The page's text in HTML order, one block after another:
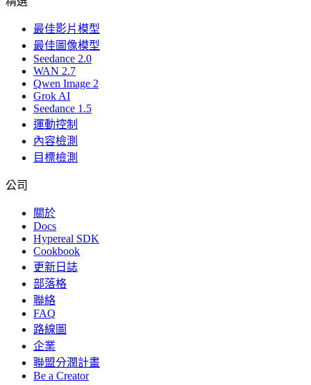
最佳影片模型
最佳圖像模型
Seedance 2.0
WAN 2.7
Qwen Image 2
Grok AI
Seedance 1.5
運動控制
內容檢測
目標檢測
公司
關於
Docs
Hypereal SDK
Cookbook
更新日誌
部落格
聯絡
FAQ
路線圖
企業
聯盟分潤計畫
Be a Creator